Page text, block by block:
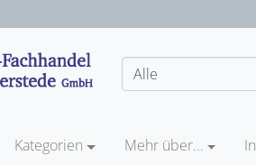
Kategorien Mehr über...